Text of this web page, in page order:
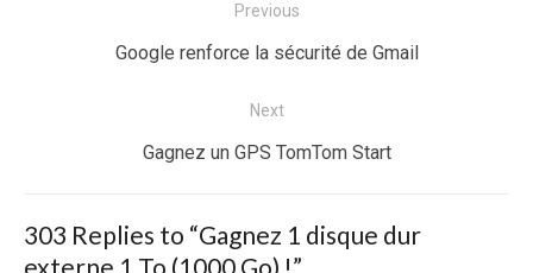
Previous
Previous
Google renforce la sécurité de Gmail
Next
Next
Gagnez un GPS TomTom Start
303 Replies to “Gagnez 1 disque dur
externe 1 To (1000 Go) !”